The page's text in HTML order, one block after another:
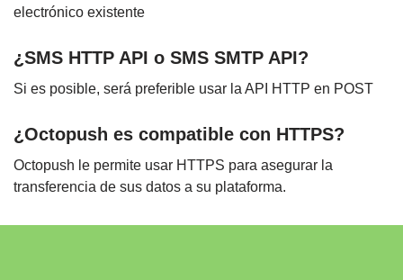
electrónico existente
¿SMS HTTP API o SMS SMTP API?
Si es posible, será preferible usar la API HTTP en POST
¿Octopush es compatible con HTTPS?
Octopush le permite usar HTTPS para asegurar la
transferencia de sus datos a su plataforma.